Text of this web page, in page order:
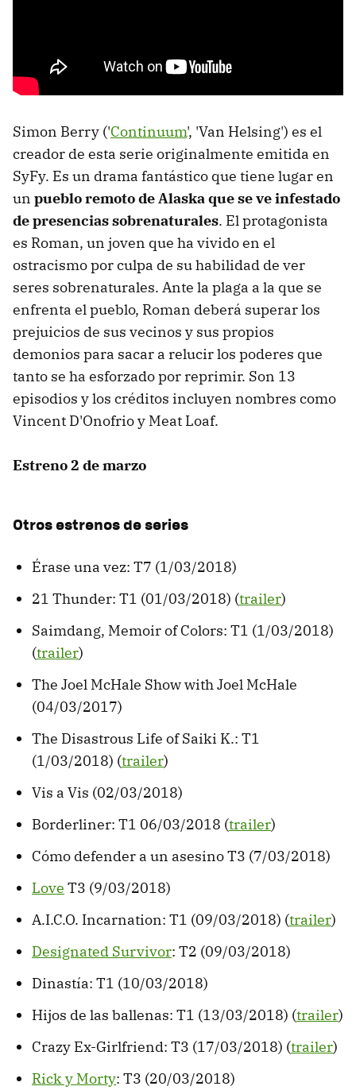
Simon Berry ('Continuum', 'Van Helsing') es el
creador de esta serie originalmente emitida en
SyFy. Es un drama fantástico que tiene lugar en
un pueblo remoto de Alaska que se ve infestado
de presencias sobrenaturales. El protagonista
es Roman, un joven que ha vivido en el
ostracismo por culpa de su habilidad de ver
seres sobrenaturales. Ante la plaga a la que se
enfrenta el pueblo, Roman deberá superar los
prejuicios de sus vecinos y sus propios
demonios para sacar a relucir los poderes que
tanto se ha esforzado por reprimir. Son 13
episodios y los créditos incluyen nombres como
Vincent D'Onofrio y Meat Loaf.
Estreno 2 de marzo
Otros estrenos de series
Érase una vez: T7 (1/03/2018)
21 Thunder: T1 (01/03/2018) (trailer)
Saimdang, Memoir of Colors: T1 (1/03/2018)
(trailer)
The Joel McHale Show with Joel McHale
(04/03/2017)
The Disastrous Life of Saiki K.: T1
(1/03/2018) (trailer)
Vis a Vis (02/03/2018)
Borderliner: T1 06/03/2018 (trailer)
Cómo defender a un asesino T3 (7/03/2018)
Love T3 (9/03/2018)
A.I.C.O. Incarnation: T1 (09/03/2018) (trailer)
Designated Survivor: T2 (09/03/2018)
Dinastía: T1 (10/03/2018)
Hijos de las ballenas: T1 (13/03/2018) (trailer)
Crazy Ex-Girlfriend: T3 (17/03/2018) (trailer)
Rick y Morty: T3 (20/03/2018)